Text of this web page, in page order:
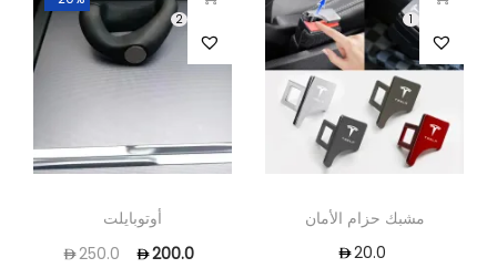
2
أوتوبايلت
250.0
200.0
1
مشبك حزام الأمان
20.0